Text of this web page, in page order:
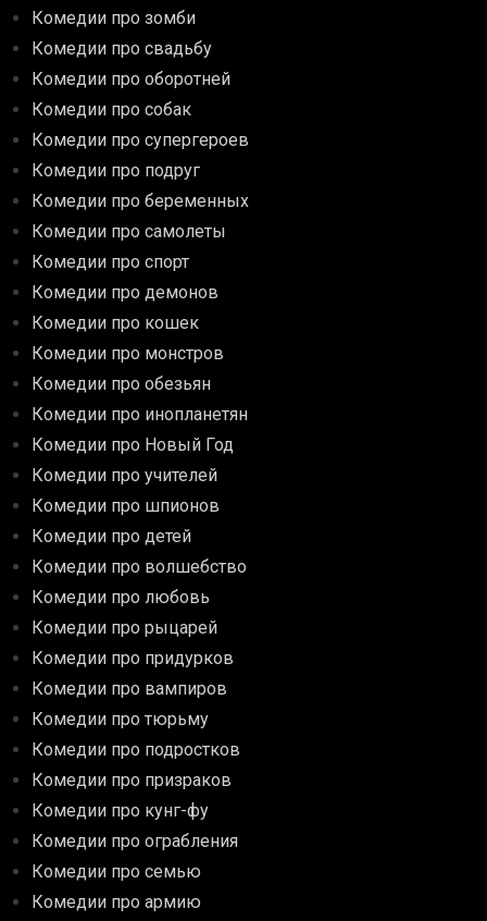
Комедии про зомби
Комедии про свадьбу
Комедии про оборотней
Комедии про собак
Комедии про супергероев
Комедии про подруг
Комедии про беременных
Комедии про самолеты
Комедии про спорт
Комедии про демонов
Комедии про кошек
Комедии про монстров
Комедии про обезьян
Комедии про инопланетян
Комедии про Новый Год
Комедии про учителей
Комедии про шпионов
Комедии про детей
Комедии про волшебство
Комедии про любовь
Комедии про рыцарей
Комедии про придурков
Комедии про вампиров
Комедии про тюрьму
Комедии про подростков
Комедии про призраков
Комедии про кунг-фу
Комедии про ограбления
Комедии про семью
Комедии про армию